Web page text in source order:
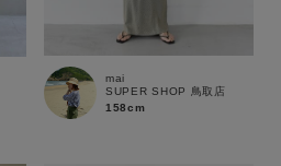
mai
SUPER SHOP 鳥取店
158cm